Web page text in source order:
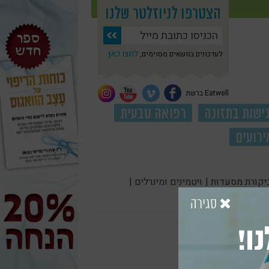
הצטרפו לניוזלטר שלנו
לעדכונים בנושאים מסוימים, לחצו כאן
Eatwell ברשת
גישות בתזונה
רפואה טבעית
מסעדות | ויטמינים ומינרלים |
סגירה